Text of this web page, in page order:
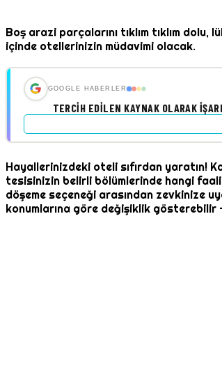
Boş arazi parçalarını tıklım tıklım
içinde otellerinizin müdavimi olacak.
GOOGLE HABERLER
TERCIH EDILEN KAYNAK OLARAK
Hayallerinizdeki oteli sıfırdan yaratın!
tesisinizin belirli bölümlerinde hangi
döşeme seçeneği arasından zevkinize
konumlarına göre değişiklik